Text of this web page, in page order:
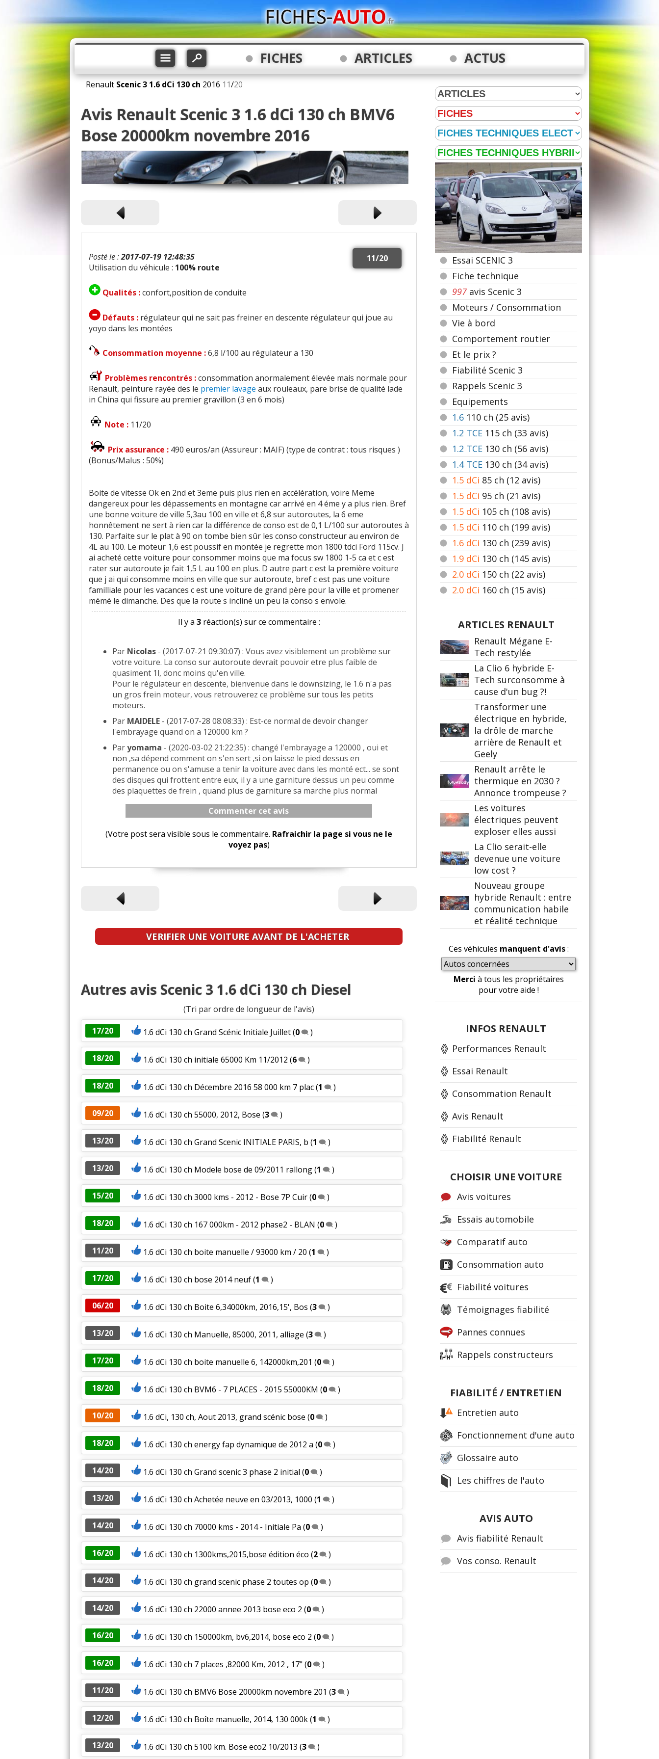
FICHES ARTICLES ACTUS
Renault Scenic 3 1.6 dCi 130 ch 2016 11/20
Avis Renault Scenic 3 1.6 dCi 130 ch BMV6
Bose 20000km novembre 2016
11/20
Posté le :2017-07-19 12:48:35
Utilisation du véhicule : 100% route
Qualités :confort,position de conduite
Défauts : régulateur qui ne sait pas freiner en descente régulateur qui joue au
yoyo dans les montées
Consommation moyenne :6,8 l/100 au régulateur a 130
Problèmes rencontrés :consommation anormalement élevée mais normale pour
Renault, peinture rayée des le premier lavage aux rouleaux, pare brise de qualité lade
in China qui fissure au premier gravillon (3 en 6 mois)
Note : 11/20
Prix assurance : 490 euros/an (Assureur : MAIF) (type de contrat : tous risques )
(Bonus/Malus : 50%)
Boite de vitesse Ok en 2nd et 3eme puis plus rien en accélération, voire Meme
dangereux pour les dépassements en montagne car arrivé en 4 éme y a plus rien. Bref
une bonne voiture de ville 5,3au 100 en ville et 6,8 sur autoroutes, la 6 eme
honnêtement ne sert à rien car la différence de conso est de 0,1 L/100 sur autoroutes à
130. Parfaite sur le plat à 90 on tombe bien sûr les conso constructeur au environ de
4L au 100. Le moteur 1,6 est poussif en montée je regrette mon 1800 tdci Ford 115cv. J
ai acheté cette voiture pour consommer moins que ma focus sw 1800 1-5 ca et c est
rater sur autoroute je fait 1,5 L au 100 en plus. D autre part c est la première voiture
que j ai qui consomme moins en ville que sur autoroute, bref c est pas une voiture
familliale pour les vacances c est une voiture de grand père pour la ville et promener
mémé le dimanche. Des que la route s incliné un peu la conso s envole.
Il y a 3réaction(s) sur ce commentaire :
Par Nicolas - (2017-07-21 09:30:07) : Vous avez visiblement un problème sur
votre voiture. La conso sur autoroute devrait pouvoir etre plus faible de
quasiment 1l, donc moins qu'en ville.
Pour le régulateur en descente, bienvenue dans le downsizing, le 1.6 n'a pas
un gros frein moteur, vous retrouverez ce problème sur tous les petits
moteurs.
Par MAIDELE - (2017-07-28 08:08:33) : Est-ce normal de devoir changer
l'embrayage quand on a 120000 km ?
Paryomama - (2020-03-02 21:22:35) : changé l'embrayage a 120000 , oui et
non ,sa dépend comment on s'en sert ,si on laisse le pied dessus en
permanence ou on s'amuse a tenir la voiture avec dans les monté ect... se sont
des disques qui frottent entre eux, il y a une garniture dessus un peu comme
des plaquettes de frein , quand plus de garniture sa marche plus normal
Commenter cet avis
(Votre post sera visible sous le commentaire. Rafraichir la page si vous ne le
voyez pas)
VERIFIER UNE VOITURE AVANT DE L'ACHETER
Autres avis Scenic 3 1.6 dCi 130 ch Diesel
(Tri par ordre de longueur de l'avis)
17/20
1.6 dCi 130 ch Grand Scénic Initiale Juillet(0 )
18/20 1.6 dCi 130 ch initiale 65000 Km 11/2012 (6 )
18/20 1.6 dCi 130 ch Décembre 2016 58 000 km 7 plac(1 )
09/20 1.6 dCi 130 ch 55000, 2012, Bose (3 )
13/20 1.6 dCi 130 ch Grand Scenic INITIALE PARIS, b (1 )
13/20 1.6 dCi 130 ch Modele bose de 09/2011 rallong(1 )
15/20 1.6 dCi 130 ch 3000 kms - 2012 - Bose 7P Cuir(0 )
18/20 1.6 dCi 130 ch 167 000km - 2012 phase2 - BLAN (0 )
11/20 1.6 dCi 130 ch boite manuelle / 93000 km / 20 (1 )
17/20 1.6 dCi 130 ch bose 2014 neuf(1 )
06/20 1.6 dCi 130 ch Boite 6,34000km, 2016,15', Bos (3 )
13/20 1.6 dCi 130 ch Manuelle, 85000, 2011, alliage (3 )
17/20 1.6 dCi 130 ch boite manuelle 6, 142000km,201 (0 )
18/20 1.6 dCi 130 ch BVM6 - 7 PLACES - 2015 55000KM (0 )
10/20 1.6 dCi, 130 ch, Aout 2013, grand scénic bose (0 )
18/20 1.6 dCi 130 ch energy fap dynamique de 2012 a (0 )
14/20 1.6 dCi 130 ch Grand scenic 3 phase 2 initial (0 )
13/20 1.6 dCi 130 ch Achetée neuve en 03/2013, 1000 (1 )
14/20 1.6 dCi 130 ch 70000 kms - 2014 - Initiale Pa (0 )
16/20 1.6 dCi 130 ch 1300kms,2015,bose édition éco (2 )
14/20 1.6 dCi 130 ch grand scenic phase 2 toutes op (0 )
14/20 1.6 dCi 130 ch 22000 annee 2013 bose eco 2 (0 )
16/20 1.6 dCi 130 ch 150000km, bv6,2014, bose eco 2 (0 )
16/20 1.6 dCi 130 ch 7 places ,82000 Km, 2012 , 17" (0 )
11/20 1.6 dCi 130 ch BMV6 Bose 20000km novembre 201 (3 )
12/20 1.6 dCi 130 ch Boîte manuelle, 2014, 130 000k(1 )
13/20 1.6 dCi 130 ch 5100 km. Bose eco2 10/2013 (3 )
Essai SCENIC 3
Fiche technique
997 avis Scenic 3
Moteurs / Consommation
Vie à bord
Comportement routier
Et le prix ?
Fiabilité Scenic 3
Rappels Scenic 3
Equipements
1.6 110 ch (25 avis)
1.2 TCE 115 ch (33 avis)
1.2 TCE 130 ch (56 avis)
1.4 TCE 130 ch (34 avis)
1.5 dCi 85 ch (12 avis)
1.5 dCi 95 ch (21 avis)
1.5 dCi 105 ch (108 avis)
1.5 dCi 110 ch (199 avis)
1.6 dCi 130 ch (239 avis)
1.9 dCi 130 ch (145 avis)
2.0 dCi 150 ch (22 avis)
2.0 dCi 160 ch (15 avis)
ARTICLES RENAULT
Renault Mégane E-
Tech restylée
La Clio 6 hybride E-
Tech surconsomme à
cause d'un bug ?!
Transformer une
électrique en hybride,
la drôle de marche
arrière de Renault et
Geely
Renault arrête le
thermique en 2030 ?
Annonce trompeuse ?
Les voitures
électriques peuvent
exploser elles aussi
La Clio serait-elle
devenue une voiture
low cost ?
Nouveau groupe
hybride Renault : entre
communication habile
et réalité technique
Ces véhicules manquent d'avis:
Merci à tous les propriétaires
pour votre aide !
INFOS RENAULT
Performances Renault
Essai Renault
Consommation Renault
Avis Renault
Fiabilité Renault
CHOISIR UNE VOITURE
Avis voitures
Essais automobile
Comparatif auto
Consommation auto
Fiabilité voitures
Témoignages fiabilité
Pannes connues
Rappels constructeurs
FIABILITÉ / ENTRETIEN
Entretien auto
Fonctionnement d'une auto
Glossaire auto
Les chiffres de l'auto
AVIS AUTO
Avis fiabilité Renault
Vos conso. Renault